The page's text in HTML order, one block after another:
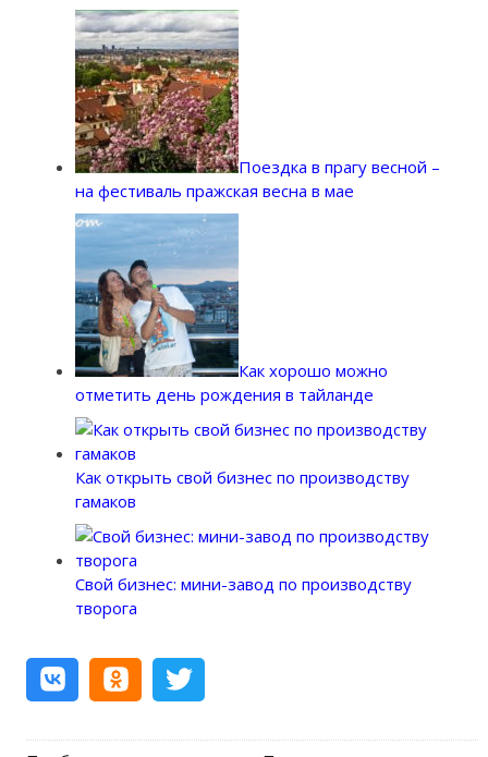
Поездка в прагу весной –
на фестиваль пражская весна в мае
Как хорошо можно
отметить день рождения в тайланде
Как открыть свой бизнес по производству
гамаков
Свой бизнес: мини-завод по производству
творога